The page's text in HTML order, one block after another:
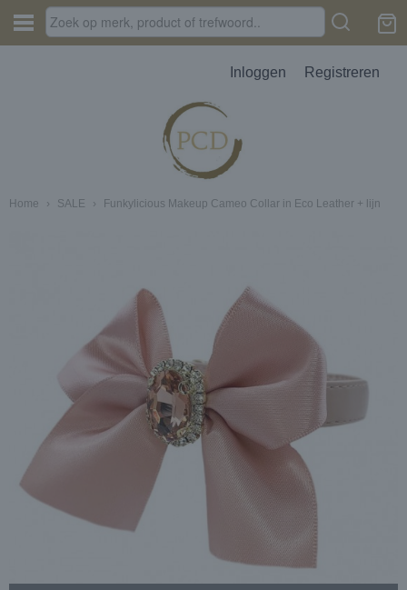
Inloggen Registreren
Home › SALE › Funkylicious Makeup Cameo Collar in Eco Leather + lijn